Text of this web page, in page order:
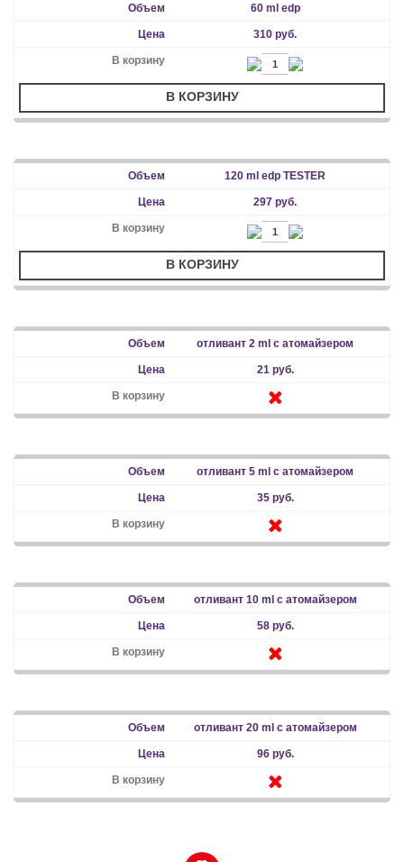
60 ml edp
310 руб.
В КОРЗИНУ
120 ml edp TESTER
297 руб.
В КОРЗИНУ
отливант 2 ml с атомайзером
21 руб.
отливант 5 ml с атомайзером
35 руб.
отливант 10 ml с атомайзером
58 руб.
отливант 20 ml с атомайзером
96 руб.